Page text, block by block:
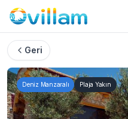
Geri
Deniz Manzaralı Plaja Yakın